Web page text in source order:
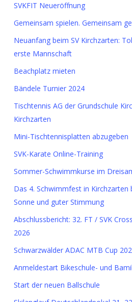
SVKFIT Neueröffnung
Gemeinsam spielen. Gemeinsam
Neuanfang beim SV Kirchzarten:
erste Mannschaft
Beachplatz mieten
Bändele Turnier 2024
Tischtennis AG der Grundschule
Kirchzarten
Mini-Tischtennisplatten abzugeben
SVK-Karate Online-Training
Sommer-Schwimmkurse im
Das 4. Schwimmfest in
Sonne und guter Stimmung
Abschlussbericht: 32. FT / SVK
2026
Schwarzwälder ADAC MTB Cup
Anmeldestart Bikeschule- und
Start der neuen Ballschule